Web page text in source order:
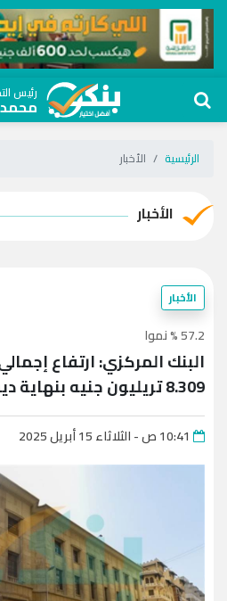
رئيس
الرئيسية الأخبار
الأخبار
الأخبار
57.2 % نموا
البنك المركزي: ارتفاع
8.309 تريليون جنيه بنهاية ديسمبر 2024